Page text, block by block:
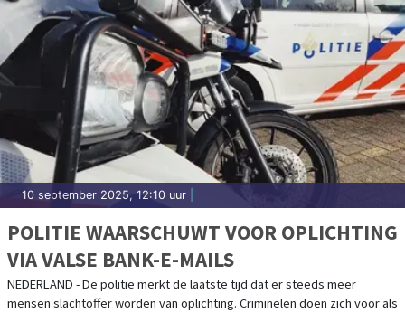
10 september 2025, 12:10 uur
POLITIE WAARSCHUWT VOOR OPLICHTING
VIA VALSE BANK-E-MAILS
NEDERLAND - De politie merkt de laatste tijd dat er steeds meer
mensen slachtoffer worden van oplichting. Criminelen doen zich voor als